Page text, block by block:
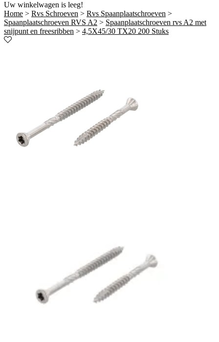
Uw winkelwagen is leeg!
Home > Rvs Schroeven > Rvs Spaanplaatschroeven >
Spaanplaatschroeven RVS A2 > Spaanplaatschroeven rvs A2 met
snijpunt en freesribben > 4,5X45/30 TX20 200 Stuks